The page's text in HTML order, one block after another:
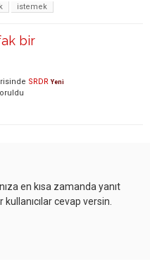
istemek
bir
SRDR Yeni
en kısa zamanda yanıt
cevap versin.